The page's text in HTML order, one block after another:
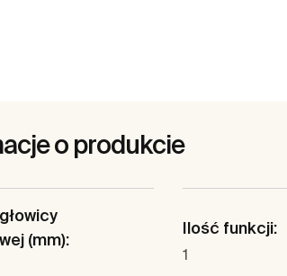
o produkcie
(mm):
Ilość funkcji:
1